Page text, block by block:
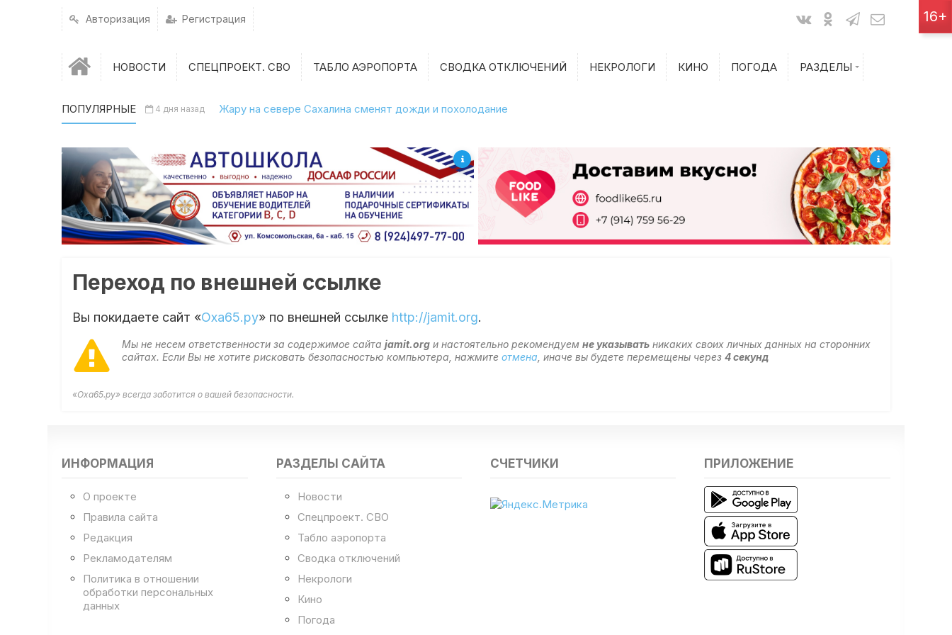
Авторизация Регистрация
НОВОСТИ СПЕЦПРОЕКТ. СВО ТАБЛО АЭРОПОРТА СВОДКА ОТКЛЮЧЕНИЙ НЕКРОЛОГИ КИНО ПОГОДА РАЗДЕЛЫ
Показания счетчиков
Билеты на поезд
ПОПУЛЯРНЫЕ 4 дня назад Жару на севере Сахалина сменят дожди и похолодание
Переход по внешней ссылке
Вы покидаете сайт «Оха65.ру» по внешней ссылке http://jamit.org.
Мы не несем ответственности за содержимое сайтаjamit.org и настоятельно рекомендуемне указывать никаких своих личных данных на сторонних
сайтах. Если Вы не хотите рисковать безопасностью компьютера, нажмитеотмена , иначе вы будете перемещены через4секунд
«Оха65.ру» всегда заботится о вашей безопасности.
ИНФОРМАЦИЯ
О проекте
Правила сайта
Редакция
Рекламодателям
Политика в отношении
обработки персональных
данных
РАЗДЕЛЫ САЙТА
Новости
Спецпроект. СВО
Табло аэропорта
Сводка отключений
Некрологи
Кино
Погода
СЧЕТЧИКИ ПРИЛОЖЕНИЕ
16+